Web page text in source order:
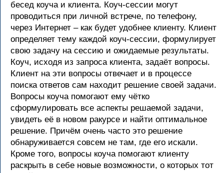
бесед коуча и клиента. Коуч-сессии могут
проводиться при личной встрече, по телефону,
через Интернет – как будет удобнее клиенту. Клиент
определяет тему каждой коуч-сессии, формулирует
свою задачу на сессию и ожидаемые результаты.
Коуч, исходя из запроса клиента, задаёт вопросы.
Клиент на эти вопросы отвечает и в процессе
поиска ответов сам находит решение своей задачи.
Вопросы коуча помогают ему чётко
сформулировать все аспекты решаемой задачи,
увидеть её в новом ракурсе и найти оптимальное
решение. Причём очень часто это решение
обнаруживается совсем не там, где его искали.
Кроме того, вопросы коуча помогают клиенту
раскрыть в себе новые возможности, о которых тот